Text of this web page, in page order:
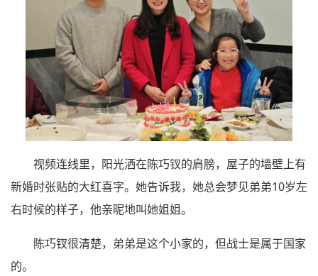
视频连线里，阳光洒在陈巧钗的肩膀，屋子的墙壁上有
新婚时张贴的大红喜字。她告诉我，她总会梦见弟弟10岁左
右时候的样子，他亲昵地叫她姐姐。
陈巧钗很清楚，弟弟是这个小家的，但战士是属于国家
的。